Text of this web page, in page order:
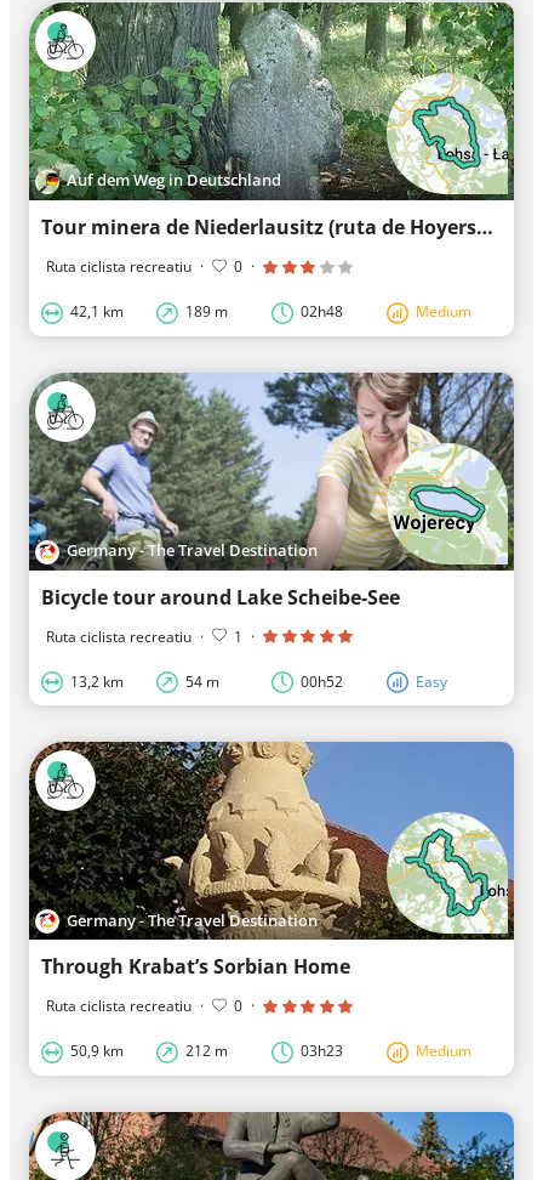
Auf dem Weg in Deutschland
Tour minera de Niederlausitz (ruta de Hoyerswerda)
Ruta ciclista recreatiu · 0 ·
42,1 km 189 m 02h48 Medium
Germany - The Travel Destination
Bicycle tour around Lake Scheibe-See
Ruta ciclista recreatiu · 1 ·
13,2 km 54 m 00h52 Easy
Germany - The Travel Destination
Through Krabat’s Sorbian Home
Ruta ciclista recreatiu · 0 ·
50,9 km 212 m 03h23 Medium